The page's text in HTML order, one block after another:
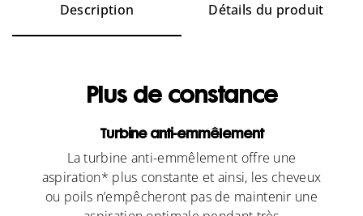
Description Détails du produit
Plus de constance
Turbine anti-emmêlement
La turbine anti-emmêlement offre une
aspiration* plus constante et ainsi, les cheveux
ou poils n’empêcheront pas de maintenir une